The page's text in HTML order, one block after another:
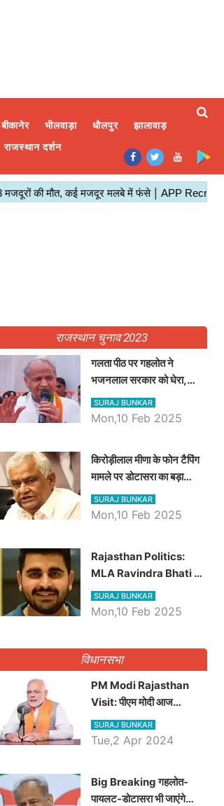
बीकानेर भीलवाड़ा धौलपुर
झालावाड़
राजस्थान दर्शन
राजस्थान चुनाव 2023
गलता पीठ पर गहलोत ने
भजनलाल सरकार को घेरा,
Video में देखें अब तक बड़ी
खबरें
SURAJ BUNKAR
Mon,10 Feb 2025
किरोड़ीलाल मीणा के फोन टैपिंग
मामले पर डोटासरा का बड़ा
आरोप, वीडियो में देखें AZ बड़ी
खबरें
SURAJ BUNKAR
Mon,10 Feb 2025
Rajasthan Politics:
MLA Ravindra Bhati ने
प्रदेश की शिक्षा व्यवस्था पर
उठाए सवाल, Madan
SURAJ BUNKAR
Mon,10 Feb 2025
विधानसभा
PM Modi Rajasthan
Visit: पीएम मोदी आज
राजस्थान में कोटपूतली में करेंगे
विशाल रैली, एक सभा से 8 सीटों
SURAJ BUNKAR
Tue,2 Apr 2024
Big Breaking गहलोत-
पायलट-डोटासरा भी जाएंगे